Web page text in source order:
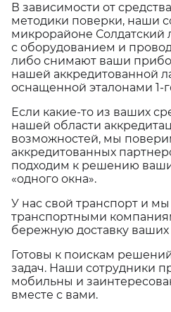
В зависимости от
методики поверки, наши
микрорайоне Солдатский
с оборудованием и
либо снимают ваши
нашей аккредитованной
оснащенной эталонами 1-
Если какие-то из ваших
нашей области
возможностей, мы
аккредитованных
подходим к решению
«одного окна».
У нас свой транспорт и
транспортными
бережную доставку
Готовы к поискам
задач. Наши сотрудники
мобильны и
вместе с вами.